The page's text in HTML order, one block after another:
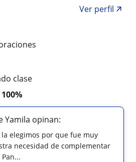
Ver perfil
clase
100%
Yamila opinan:
la elegimos por que fue muy
necesidad de complementar